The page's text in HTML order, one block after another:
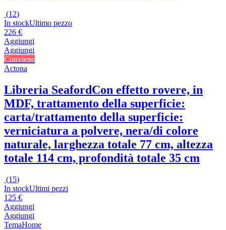
(12)
In stockUltimo pezzo
226 €
Aggiungi
Aggiungi
Conviene
Actona
Libreria SeafordCon effetto rovere, in
MDF, trattamento della superficie:
carta/trattamento della superficie:
verniciatura a polvere, nera/di colore
naturale, larghezza totale 77 cm, altezza
totale 114 cm, profondità totale 35 cm
(15)
In stockUltimi pezzi
125 €
Aggiungi
Aggiungi
TemaHome